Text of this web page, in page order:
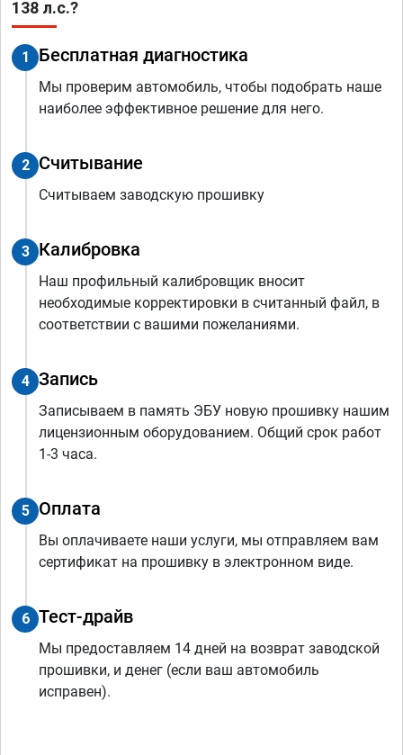
138 л.с.?
1 Бесплатная диагностика
Мы проверим автомобиль, чтобы подобрать наше
наиболее эффективное решение для него.
2 Считывание
Считываем заводскую прошивку
3 Калибровка
Наш профильный калибровщик вносит
необходимые корректировки в считанный файл, в
соответствии с вашими пожеланиями.
4 Запись
Записываем в память ЭБУ новую прошивку нашим
лицензионным оборудованием. Общий срок работ
1-3 часа.
5 Оплата
Вы оплачиваете наши услуги, мы отправляем вам
сертификат на прошивку в электронном виде.
6 Тест-драйв
Мы предоставляем 14 дней на возврат заводской
прошивки, и денег (если ваш автомобиль
исправен).